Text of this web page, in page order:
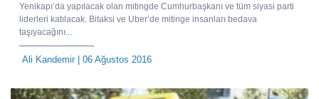
Yenikapı’da yapılacak olan mitingde Cumhurbaşkanı ve tüm siyasi parti
liderleri katılacak. Bitaksi ve Uber’de mitinge insanları bedava
taşıyacağını...
Ali Kandemir| 06 Ağustos 2016